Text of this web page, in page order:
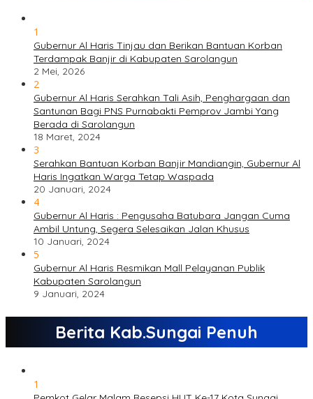
1
Gubernur Al Haris Tinjau dan Berikan Bantuan Korban
Terdampak Banjir di Kabupaten Sarolangun
2 Mei, 2026
2
Gubernur Al Haris Serahkan Tali Asih, Penghargaan dan
Santunan Bagi PNS Purnabakti Pemprov Jambi Yang
Berada di Sarolangun
18 Maret, 2024
3
Serahkan Bantuan Korban Banjir Mandiangin, Gubernur Al
Haris Ingatkan Warga Tetap Waspada
20 Januari, 2024
4
Gubernur Al Haris : Pengusaha Batubara Jangan Cuma
Ambil Untung, Segera Selesaikan Jalan Khusus
10 Januari, 2024
5
Gubernur Al Haris Resmikan Mall Pelayanan Publik
Kabupaten Sarolangun
9 Januari, 2024
Berita Kab.Sungai Penuh
1